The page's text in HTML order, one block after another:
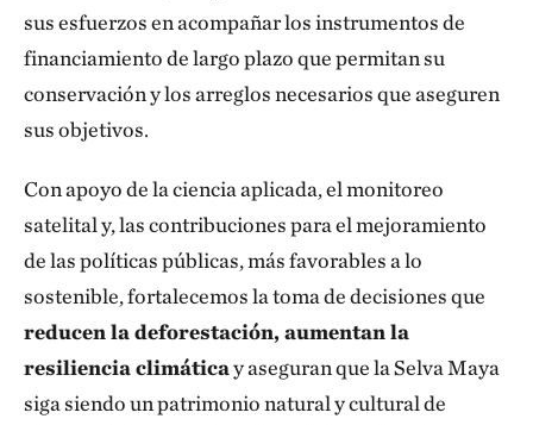
sus esfuerzos en acompañar los instrumentos de
financiamiento de largo plazo que permitan su
conservación y los arreglos necesarios que aseguren
sus objetivos.
Con apoyo de la ciencia aplicada, el monitoreo
satelital y, las contribuciones para el mejoramiento
de las políticas públicas, más favorables a lo
sostenible, fortalecemos la toma de decisiones que
reducen la deforestación, aumentan la
resiliencia climáticay aseguran que la Selva Maya
siga siendo un patrimonio natural y cultural de